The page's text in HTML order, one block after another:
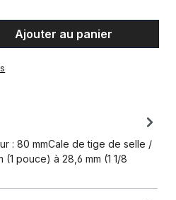
: Entrez la
Ajouter au panier
: 80 mmCale de tige de selle /
pouce) à 28,6 mm (1 1/8